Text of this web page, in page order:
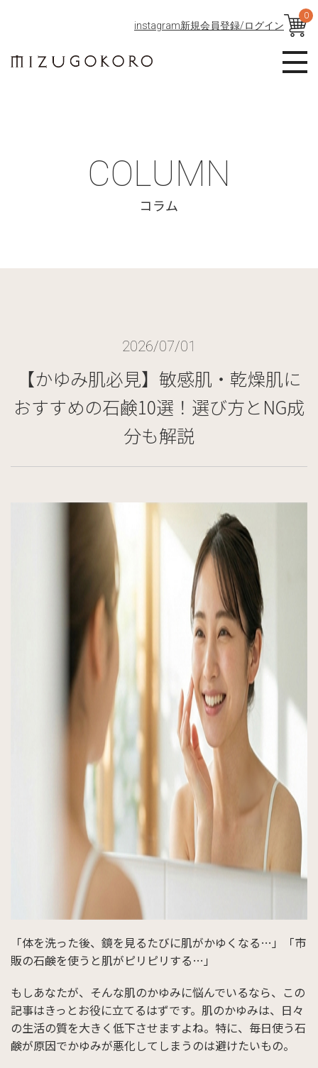
instagram新規会員登録/ログイン
0
COLUMN
コラム
2026/07/01
【かゆみ肌必見】敏感肌・乾燥肌に
おすすめの石鹸10選！選び方とNG成
分も解説
「体を洗った後、鏡を見るたびに肌がかゆくなる…」「市
販の石鹸を使うと肌がピリピリする…」
もしあなたが、そんな肌のかゆみに悩んでいるなら、この
記事はきっとお役に立てるはずです。肌のかゆみは、日々
の生活の質を大きく低下させますよね。特に、毎日使う石
鹸が原因でかゆみが悪化してしまうのは避けたいもの。